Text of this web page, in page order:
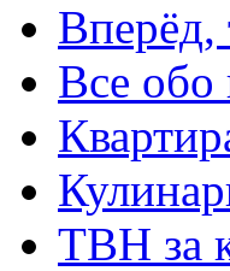
Все обо
ТВН за